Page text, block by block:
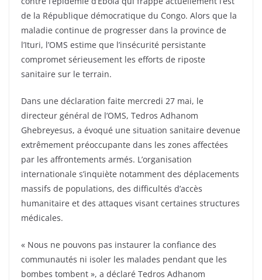
de la République démocratique du Congo. Alors que la
maladie continue de progresser dans la province de
l’Ituri, l’OMS estime que l’insécurité persistante
compromet sérieusement les efforts de riposte
sanitaire sur le terrain.
Dans une déclaration faite mercredi 27 mai, le
directeur général de l’OMS, Tedros Adhanom
Ghebreyesus, a évoqué une situation sanitaire devenue
extrêmement préoccupante dans les zones affectées
par les affrontements armés. L’organisation
internationale s’inquiète notamment des déplacements
massifs de populations, des difficultés d’accès
humanitaire et des attaques visant certaines structures
médicales.
« Nous ne pouvons pas instaurer la confiance des
communautés ni isoler les malades pendant que les
bombes tombent », a déclaré Tedros Adhanom